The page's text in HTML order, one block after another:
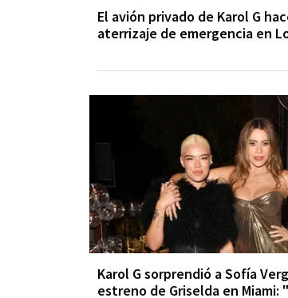
El avión privado de Karol G
aterrizaje de emergencia en
Karol G sorprendió a Sofía
estreno de Griselda en Miami: